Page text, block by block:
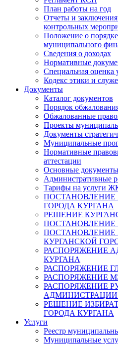
План работы на год
Отчеты и
контрольных
Положение о
муниципального
Сведения о доходах
Нормативные
Специальная оценка
Кодекс этики и
Документы
Каталог документов
Порядок
Обжалованные
Проекты
Документы
Муниципальные
Нормативные
аттестации
Основные документы
Административные
Тарифы на услуги
ГОРОДА КУРГАНА
РЕШЕНИЕ
ПОСТАНОВЛЕНИЕ
ПОСТАНОВЛЕНИЕ
КУРГАНСКОЙ
РАСПОРЯЖЕНИЕ
КУРГАНА
РАСПОРЯЖЕНИЕ
РАСПОРЯЖЕНИЕ
РАСПОРЯЖЕНИЕ
АДМИНИСТРАЦИИ
РЕШЕНИЕ
ГОРОДА КУРГАНА
Услуги
Реестр
Муниципальные